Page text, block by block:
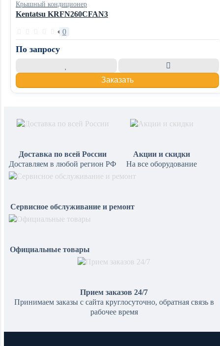
Крышный кондиционер
Kentatsu KRFN260CFAN3
0
По запросу
Заказать
Доставка по всей России
Доставляем в любой регион РФ
Акции и скидки
На все оборудование
Сервисное обслуживание и ремонт
Официальные товары
Прием заказов 24/7
Принимаем заказы с сайта круглосуточно, обратная связь в
рабочее время